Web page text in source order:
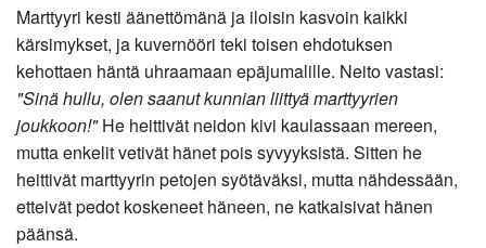
Marttyyri kesti äänettömänä ja iloisin kasvoin kaikki
kärsimykset, ja kuvernööri teki toisen ehdotuksen
kehottaen häntä uhraamaan epäjumalille. Neito vastasi:
"Sinä hullu, olen saanut kunnian liittyä marttyyrien
joukkoon!"He heittivät neidon kivi kaulassaan mereen,
mutta enkelit vetivät hänet pois syvyyksistä. Sitten he
heittivät marttyyrin petojen syötäväksi, mutta nähdessään,
etteivät pedot koskeneet häneen, ne katkaisivat hänen
päänsä.